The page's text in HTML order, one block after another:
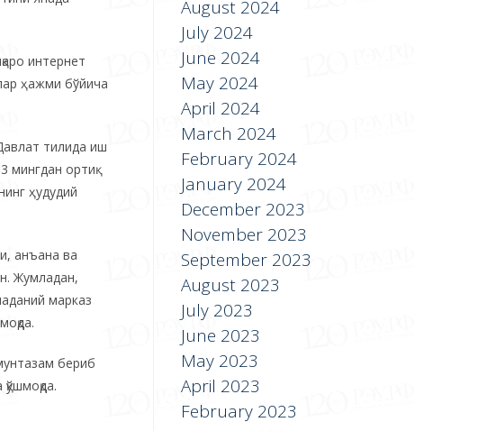
интернет
ҳажми бўйича
тилида иш
мингдан ортиқ
ҳудудий
анъана ва
Жумладан,
марказ
бериб
August 2024
July 2024
June 2024
May 2024
April 2024
March 2024
February 2024
January 2024
December 2023
November 2023
September 2023
August 2023
July 2023
June 2023
May 2023
April 2023
February 2023